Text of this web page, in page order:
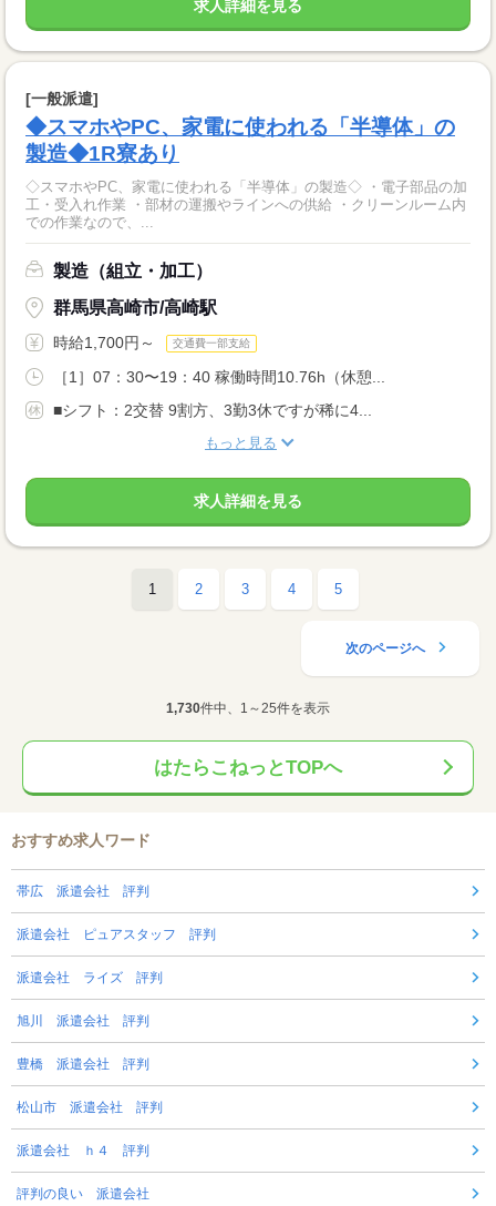
求人詳細を見る
[一般派遣]
◆スマホやPC、家電に使われる「半導体」の
製造◆1R寮あり
◇スマホやPC、家電に使われる「半導体」の製造◇ ・電子部品の加
工・受入れ作業 ・部材の運搬やラインへの供給 ・クリーンルーム内
での作業なので、...
製造（組立・加工）
群馬県高崎市/高崎駅
時給1,700円～ 交通費一部支給
［1］07：30〜19：40 稼働時間10.76h（休憩...
■シフト：2交替 9割方、3勤3休ですが稀に4...
もっと見る
求人詳細を見る
1 2 3 4 5
次のページへ
1,730件中、1～25件を表示
はたらこねっとTOPへ
おすすめ求人ワード
帯広 派遣会社 評判
派遣会社 ピュアスタッフ 評判
派遣会社 ライズ 評判
旭川 派遣会社 評判
豊橋 派遣会社 評判
松山市 派遣会社 評判
派遣会社 ｈ４ 評判
評判の良い 派遣会社